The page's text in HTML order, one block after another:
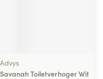
Advys
Savanah Toiletverhoger Wit